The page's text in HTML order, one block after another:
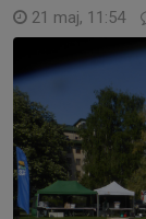
21 maj, 11:54